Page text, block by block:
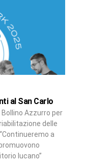
al San Carlo
Azzurro per
delle
a
lucano”